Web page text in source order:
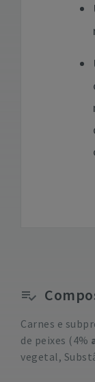
Carnes e
de peixes (4%
vegetal,